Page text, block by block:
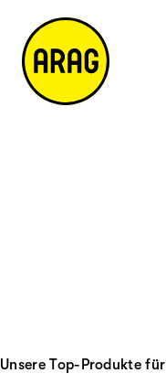
Unsere Top-Produkte